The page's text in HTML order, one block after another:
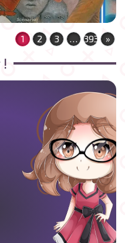
1 2 3 … 393 »